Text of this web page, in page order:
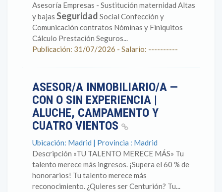
Asesoría Empresas - Sustitución maternidad Altas
y bajas Seguridad Social Confección y
Comunicación contratos Nóminas y Finiquitos
Cálculo Prestación Seguros...
Publicación: 31/07/2026 - Salario: ----------
ASESOR/A INMOBILIARIO/A —
CON O SIN EXPERIENCIA |
ALUCHE, CAMPAMENTO Y
CUATRO VIENTOS
Ubicación: Madrid | Provincia : Madrid
Descripción «TU TALENTO MERECE MÁS» Tu
talento merece más ingresos. ¡Supera el 60 % de
honorarios! Tu talento merece más
reconocimiento. ¿Quieres ser Centurión? Tu...